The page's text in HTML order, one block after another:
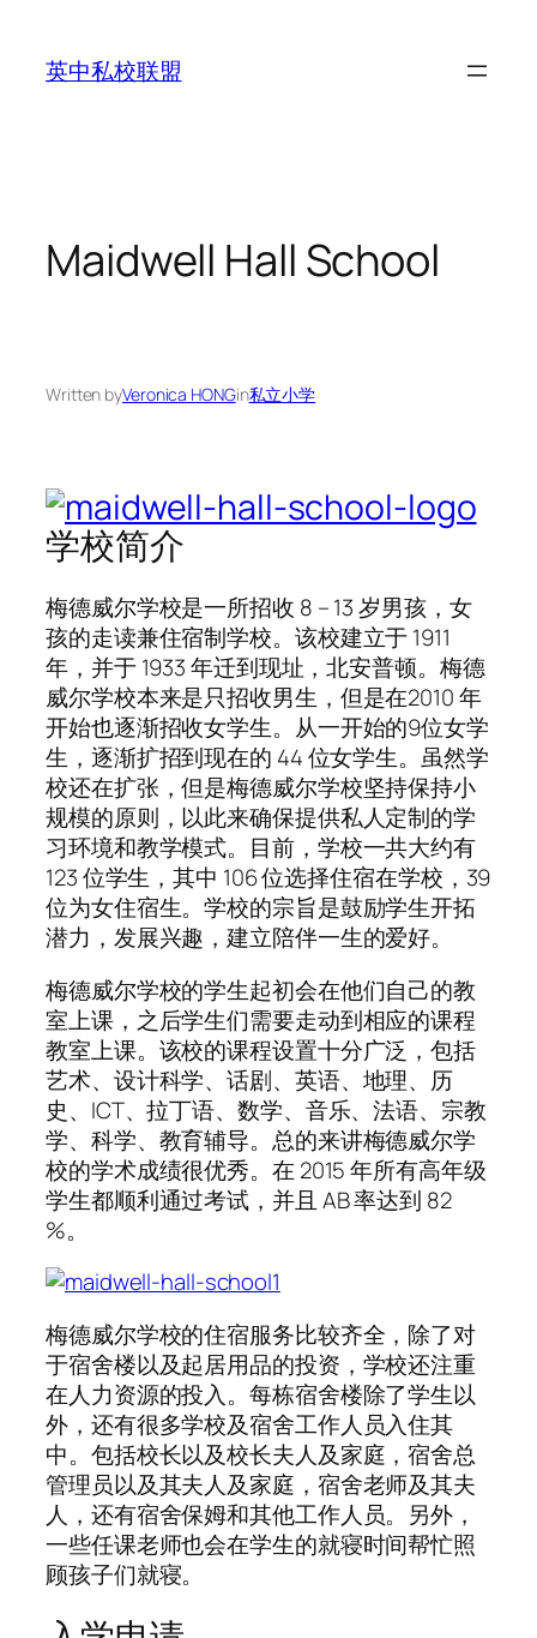
content
英中私校联盟
Maidwell Hall School
Written byVeronica HONGin私立小学
学校简介
梅德威尔学校是一所招收 8 – 13 岁男孩，女
孩的走读兼住宿制学校。该校建立于 1911
年，并于 1933 年迁到现址，北安普顿。梅德
威尔学校本来是只招收男生，但是在2010 年
开始也逐渐招收女学生。从一开始的9位女学
生，逐渐扩招到现在的 44 位女学生。虽然学
校还在扩张，但是梅德威尔学校坚持保持小
规模的原则，以此来确保提供私人定制的学
习环境和教学模式。目前，学校一共大约有
123 位学生，其中 106 位选择住宿在学校，39
位为女住宿生。学校的宗旨是鼓励学生开拓
潜力，发展兴趣，建立陪伴一生的爱好。
梅德威尔学校的学生起初会在他们自己的教
室上课，之后学生们需要走动到相应的课程
教室上课。该校的课程设置十分广泛，包括
艺术、设计科学、话剧、英语、地理、历
史、ICT、拉丁语、数学、音乐、法语、宗教
学、科学、教育辅导。总的来讲梅德威尔学
校的学术成绩很优秀。在 2015 年所有高年级
学生都顺利通过考试，并且 AB 率达到 82
%。
梅德威尔学校的住宿服务比较齐全，除了对
于宿舍楼以及起居用品的投资，学校还注重
在人力资源的投入。每栋宿舍楼除了学生以
外，还有很多学校及宿舍工作人员入住其
中。包括校长以及校长夫人及家庭，宿舍总
管理员以及其夫人及家庭，宿舍老师及其夫
人，还有宿舍保姆和其他工作人员。另外，
一些任课老师也会在学生的就寝时间帮忙照
顾孩子们就寝。